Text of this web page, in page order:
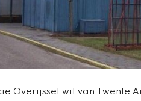
Overijssel wil van Twente